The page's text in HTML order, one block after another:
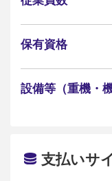
保有資格
設備等（重機・
支払いサ